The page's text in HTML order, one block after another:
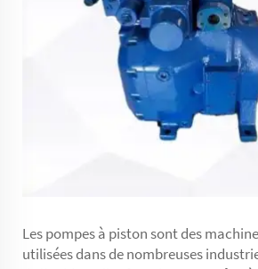
Les pompes à piston sont des
utilisées dans de nombreuses